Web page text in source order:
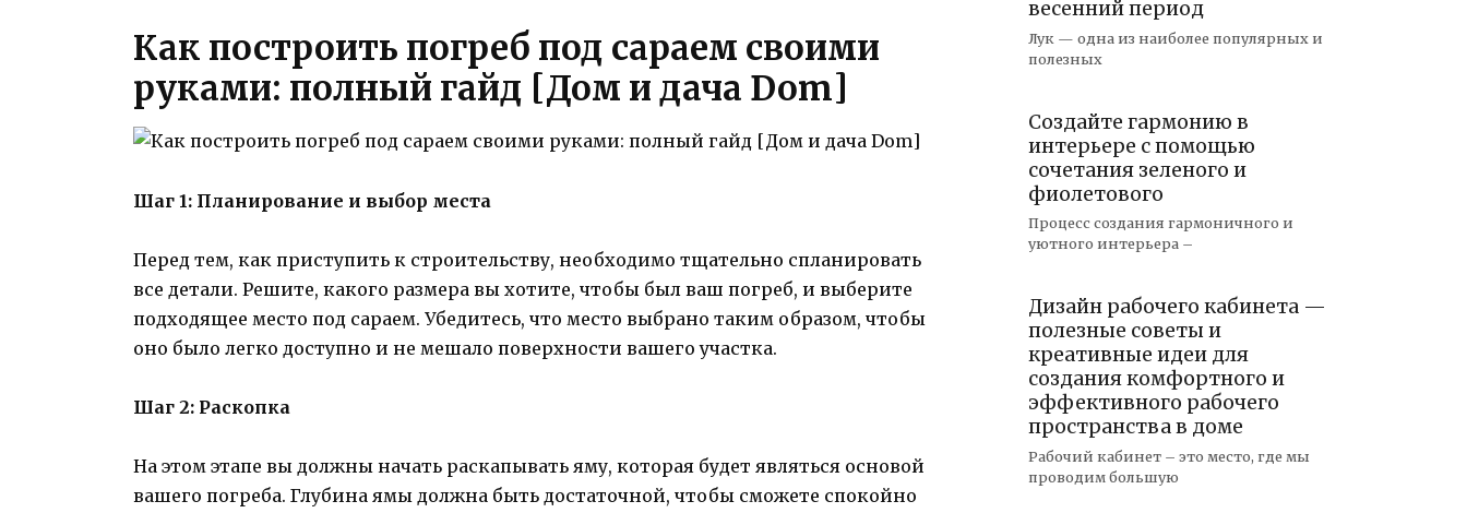
Как построить погреб под сараем своими
руками: полный гайд [Дом и дача Dom]
Шаг 1: Планирование и выбор места
Перед тем, как приступить к строительству, необходимо тщательно спланировать
все детали. Решите, какого размера вы хотите, чтобы был ваш погреб, и выберите
подходящее место под сараем. Убедитесь, что место выбрано таким образом, чтобы
оно было легко доступно и не мешало поверхности вашего участка.
Шаг 2: Раскопка
На этом этапе вы должны начать раскапывать яму, которая будет являться основой
вашего погреба. Глубина ямы должна быть достаточной, чтобы сможете спокойно
весенний период
Лук — одна из наиболее популярных и
полезных
Создайте гармонию в
интерьере с помощью
сочетания зеленого и
фиолетового
Процесс создания гармоничного и
уютного интерьера –
Дизайн рабочего кабинета —
полезные советы и
креативные идеи для
создания комфортного и
эффективного рабочего
пространства в доме
Рабочий кабинет – это место, где мы
проводим большую